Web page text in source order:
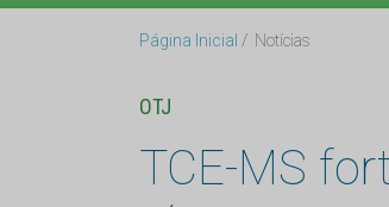
Página Inicial Notícias
OTJ
TCE-MS